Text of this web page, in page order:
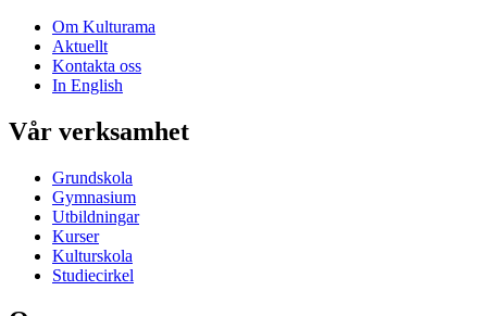
Om Kulturama
Aktuellt
Kontakta oss
In English
Vår verksamhet
Grundskola
Gymnasium
Utbildningar
Kurser
Kulturskola
Studiecirkel